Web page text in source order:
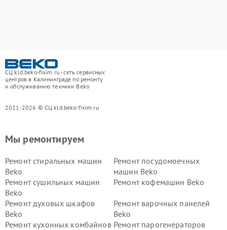
СЦ kld.beko-fixim.ru - сеть сервисных
центров в Калининграде по ремонту
и обслуживанию техники Beko
2021-2026 © СЦ kld.beko-fixim.ru
Мы ремонтируем
Ремонт стиральных машин
Beko
Ремонт посудомоечных
машин Beko
Ремонт сушильных машин
Beko
Ремонт кофемашин Beko
Ремонт духовых шкафов
Beko
Ремонт варочных панелей
Beko
Ремонт кухонных комбайнов Ремонт парогенераторов